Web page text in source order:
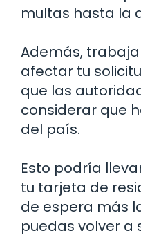
multas hasta la
Además,
afectar tu
que las
considerar que
del país.
Esto podría
tu tarjeta de
de espera más
puedas volver a